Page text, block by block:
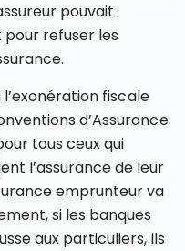
pouvait
refuser les
fiscale
d’Assurance
tous ceux qui
l’assurance de leur
emprunteur va
si les banques
aux particuliers, ils